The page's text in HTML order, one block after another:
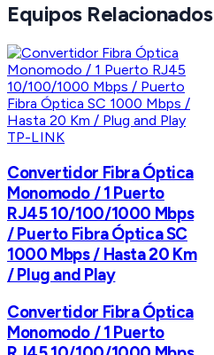
Equipos Relacionados
TP-LINK
Convertidor Fibra Óptica
Monomodo / 1 Puerto
RJ45 10/100/1000 Mbps
/ Puerto Fibra Óptica SC
1000 Mbps / Hasta 20 Km
/ Plug and Play
Convertidor Fibra Óptica
Monomodo / 1 Puerto